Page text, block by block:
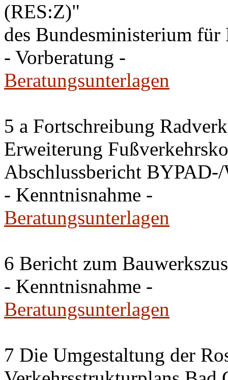
(RES:Z)"
des Bundesministerium
- Vorberatung -
Beratungsunterlagen
5 a Fortschreibung
Erweiterung
Abschlussbericht
- Kenntnisnahme -
Beratungsunterlagen
6 Bericht zum
- Kenntnisnahme -
Beratungsunterlagen
7 Die Umgestaltung der